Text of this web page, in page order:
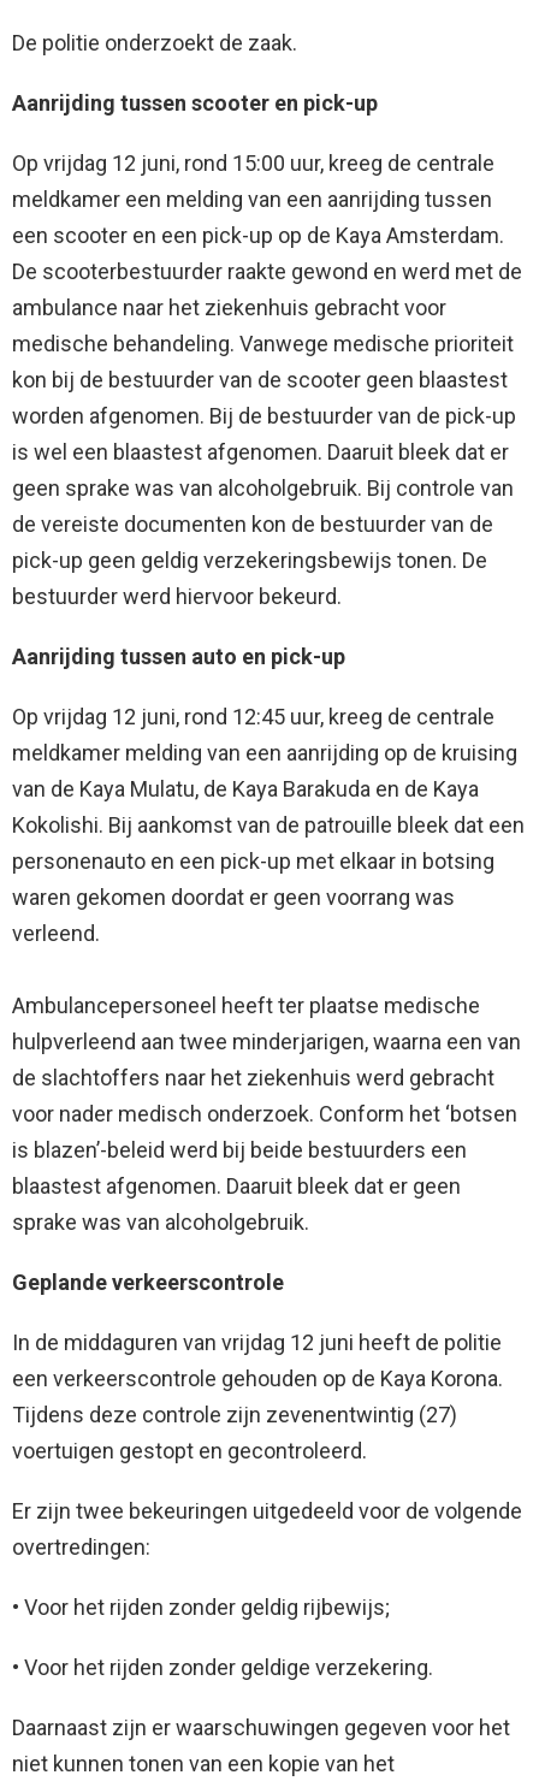
De politie onderzoekt de zaak.
Aanrijding tussen scooter en pick-up
Op vrijdag 12 juni, rond 15:00 uur, kreeg de centrale
meldkamer een melding van een aanrijding tussen
een scooter en een pick-up op de Kaya Amsterdam.
De scooterbestuurder raakte gewond en werd met de
ambulance naar het ziekenhuis gebracht voor
medische behandeling. Vanwege medische prioriteit
kon bij de bestuurder van de scooter geen blaastest
worden afgenomen. Bij de bestuurder van de pick-up
is wel een blaastest afgenomen. Daaruit bleek dat er
geen sprake was van alcoholgebruik. Bij controle van
de vereiste documenten kon de bestuurder van de
pick-up geen geldig verzekeringsbewijs tonen. De
bestuurder werd hiervoor bekeurd.
Aanrijding tussen auto en pick-up
Op vrijdag 12 juni, rond 12:45 uur, kreeg de centrale
meldkamer melding van een aanrijding op de kruising
van de Kaya Mulatu, de Kaya Barakuda en de Kaya
Kokolishi. Bij aankomst van de patrouille bleek dat een
personenauto en een pick-up met elkaar in botsing
waren gekomen doordat er geen voorrang was
verleend.
Ambulancepersoneel heeft ter plaatse medische
hulpverleend aan twee minderjarigen, waarna een van
de slachtoffers naar het ziekenhuis werd gebracht
voor nader medisch onderzoek. Conform het ‘botsen
is blazen’-beleid werd bij beide bestuurders een
blaastest afgenomen. Daaruit bleek dat er geen
sprake was van alcoholgebruik.
Geplande verkeerscontrole
In de middaguren van vrijdag 12 juni heeft de politie
een verkeerscontrole gehouden op de Kaya Korona.
Tijdens deze controle zijn zevenentwintig (27)
voertuigen gestopt en gecontroleerd.
Er zijn twee bekeuringen uitgedeeld voor de volgende
overtredingen:
• Voor het rijden zonder geldig rijbewijs;
• Voor het rijden zonder geldige verzekering.
Daarnaast zijn er waarschuwingen gegeven voor het
niet kunnen tonen van een kopie van het